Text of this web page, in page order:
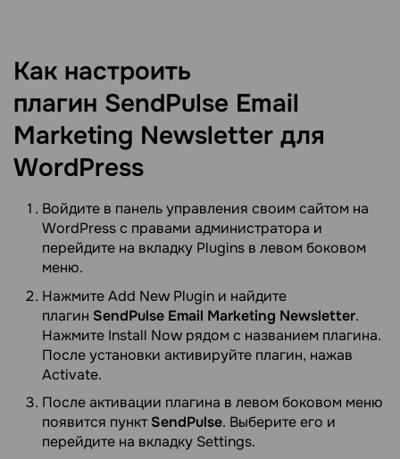
Как настроить
плагин SendPulse Email
Marketing Newsletter для
WordPress
Войдите в панель управления своим сайтом на
WordPress с правами администратора и
перейдите на вкладку Plugins в левом боковом
меню.
Нажмите Add New Plugin и найдите
плагин SendPulse Email Marketing Newsletter.
Нажмите Install Now рядом с названием плагина.
После установки активируйте плагин, нажав
Activate.
После активации плагина в левом боковом меню
появится пунктSendPulse. Выберите его и
перейдите на вкладку Settings.